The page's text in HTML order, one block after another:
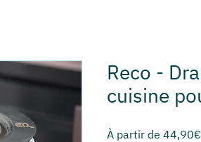
Reco -
cuisine
À partir de 44,90€